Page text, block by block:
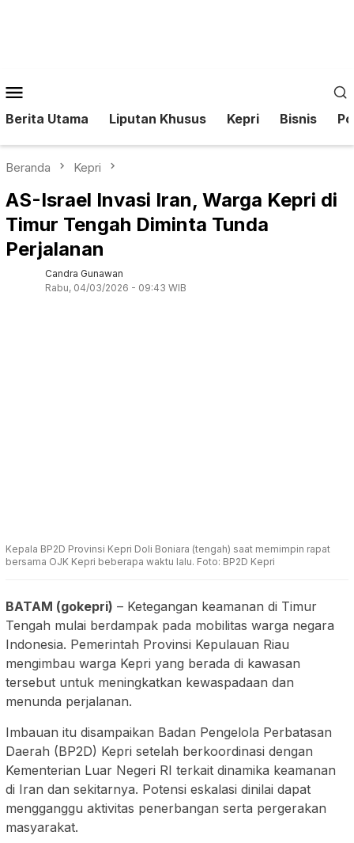
Mobile
Berita Utama Liputan Khusus Kepri Bisnis
Beranda Kepri
AS-Israel Invasi Iran, Warga Kepri di
Timur Tengah Diminta Tunda
Perjalanan
Candra Gunawan
Rabu, 04/03/2026 - 09:43 WIB
Kepala BP2D Provinsi Kepri Doli Boniara (tengah) saat memimpin rapat
bersama OJK Kepri beberapa waktu lalu. Foto: BP2D Kepri
BATAM (gokepri) – Ketegangan keamanan di Timur
Tengah mulai berdampak pada mobilitas warga negara
Indonesia. Pemerintah Provinsi Kepulauan Riau
mengimbau warga Kepri yang berada di kawasan
tersebut untuk meningkatkan kewaspadaan dan
menunda perjalanan.
Imbauan itu disampaikan Badan Pengelola Perbatasan
Daerah (BP2D) Kepri setelah berkoordinasi dengan
Kementerian Luar Negeri RI terkait dinamika keamanan
di Iran dan sekitarnya. Potensi eskalasi dinilai dapat
mengganggu aktivitas penerbangan serta pergerakan
masyarakat.